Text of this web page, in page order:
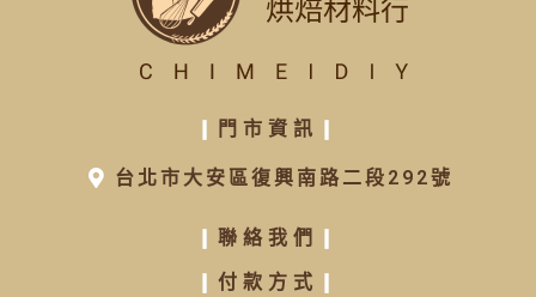
門市資訊
台北市大安區復興南路二段292號
聯絡我們
付款方式